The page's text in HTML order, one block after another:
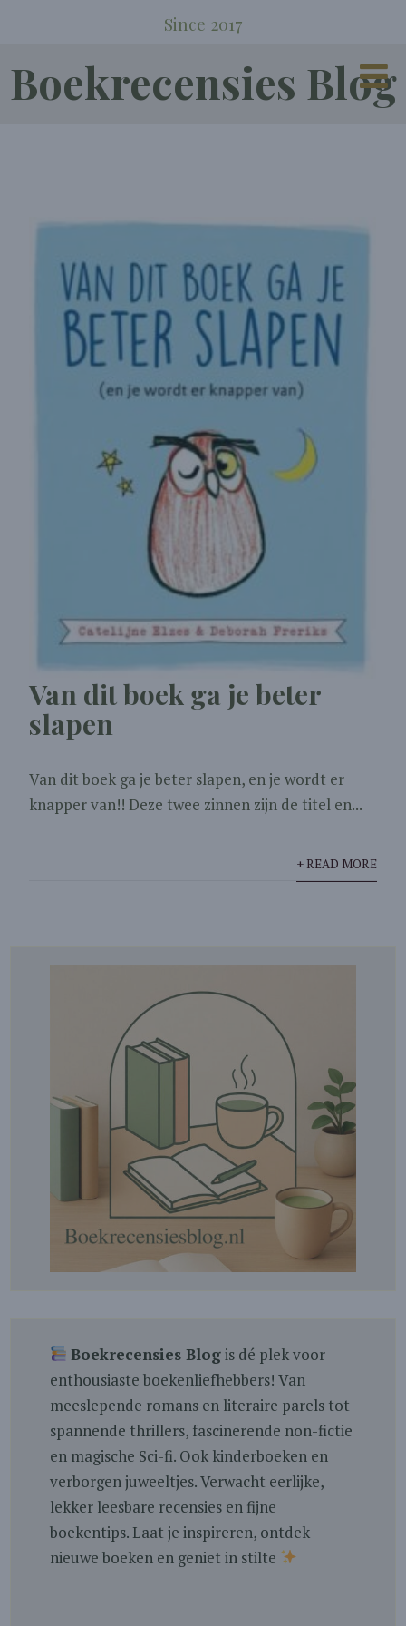
Since 2017
Boekrecensies Blog
Van dit boek ga je beter
slapen
Van dit boek ga je beter slapen, en je wordt er
knapper van!! Deze twee zinnen zijn de titel en...
+ READ MORE
Boekrecensies Blogis dé plek voor
enthousiaste boekenliefhebbers! Van
meeslepende romans en literaire parels tot
spannende thrillers, fascinerende non-fictie
en magische Sci-fi. Ook kinderboeken en
verborgen juweeltjes. Verwacht eerlijke,
lekker leesbare recensies en fijne
boekentips. Laat je inspireren, ontdek
nieuwe boeken en geniet in stilte